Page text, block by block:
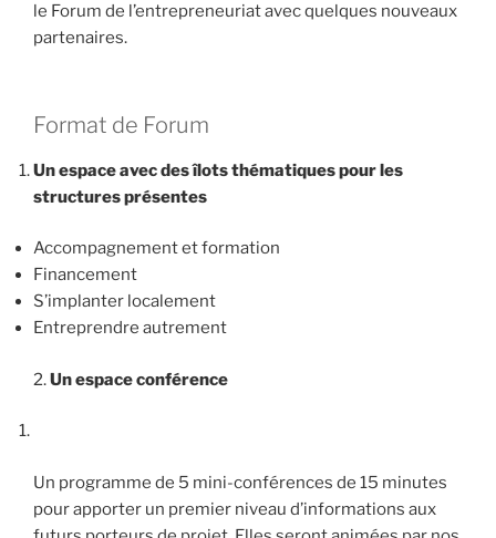
le Forum de l’entrepreneuriat avec quelques nouveaux
partenaires.
Format de Forum
Un espace avec des îlots thématiques pour les
structures présentes
Accompagnement et formation
Financement
S’implanter localement
Entreprendre autrement
2.Un espace conférence
Un programme de 5 mini-conférences de 15 minutes
pour apporter un premier niveau d’informations aux